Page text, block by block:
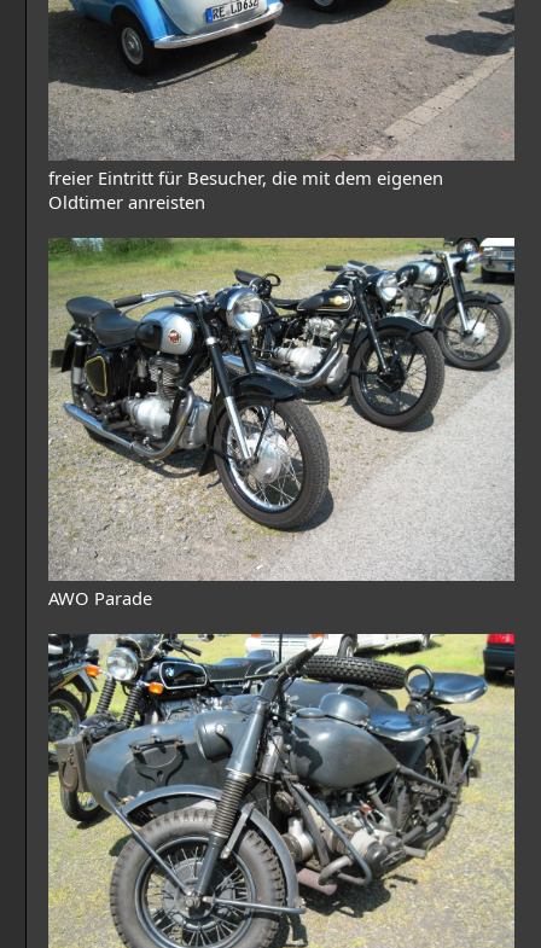
freier Eintritt für Besucher, die mit dem eigenen
Oldtimer anreisten
AWO Parade